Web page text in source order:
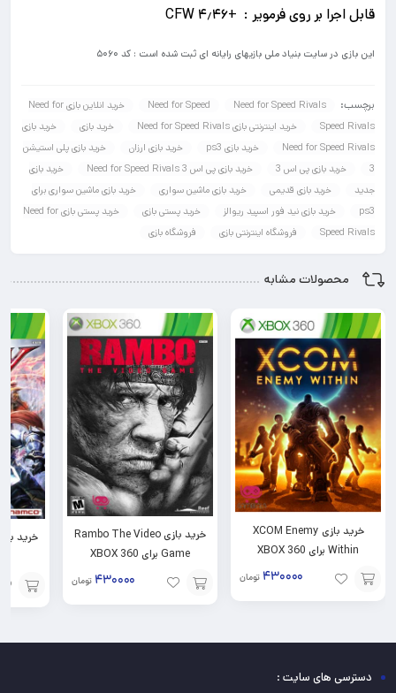
قابل اجرا بر روی فرمویر : +۴٫۴۶ CFW
این بازی در سایت بنیاد ملی بازیهای رایانه ای ثبت شده است : کد ۵۰۶۰
برچسب: Need for Speed Need for Speed Rivals
خرید انلاین بازی Need for
Speed Rivals
خرید اینترنتی بازی Need for Speed Rivals خرید بازی
خرید بازی
Need for Speed Rivals
خرید بازی ps3 خرید بازی ارزان
خرید بازی پلی استیشن
3
خرید بازی پی اس 3 خرید بازی پی اس 3 Need for Speed Rivals
خرید بازی
جدید
خرید بازی قدیمی خرید بازی ماشین سواری
خرید بازی ماشین سواری برای
ps3
خرید بازی نید فور اسپید ریوالز خرید پستی بازی
خرید پستی بازی Need for
Speed Rivals
فروشگاه اینترنتی بازی فروشگاه بازی
محصولات مشابه
خرید بازی XCOM Enemy
Within برای XBOX 360
۴۳۰۰۰۰ تومان
افزودن
خرید بازی Rambo The Video
Game برای XBOX 360
۴۳۰۰۰۰ تومان
افزودن
افزودن
به
دسترسی های سایت :